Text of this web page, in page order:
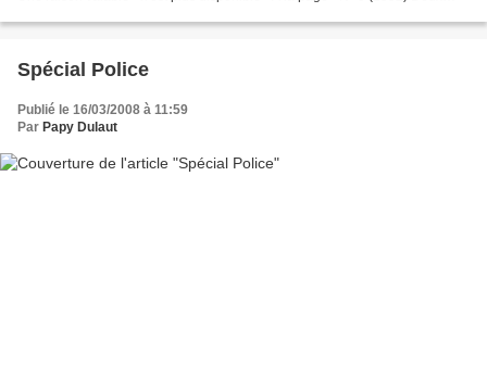
Spécial Police
Publié le 16/03/2008 à 11:59
Par Papy Dulaut